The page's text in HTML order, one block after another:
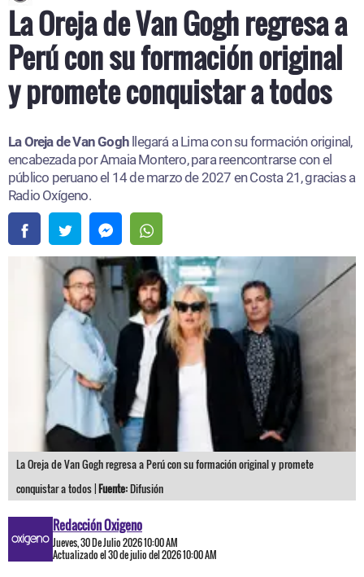
La Oreja de Van Gogh regresa a
Perú con su formación original
y promete conquistar a todos
La Oreja de Van Gogh llegará a Lima con su formación original,
encabezada por Amaia Montero, para reencontrarse con el
público peruano el 14 de marzo de 2027 en Costa 21, gracias a
Radio Oxígeno.
La Oreja de Van Gogh regresa a Perú con su formación original y promete
conquistar a todos |Fuente:Difusión
Redacción Oxigeno
Jueves, 30 De Julio 2026 10:00 AM
Actualizado el 30 de julio del 2026 10:00 AM